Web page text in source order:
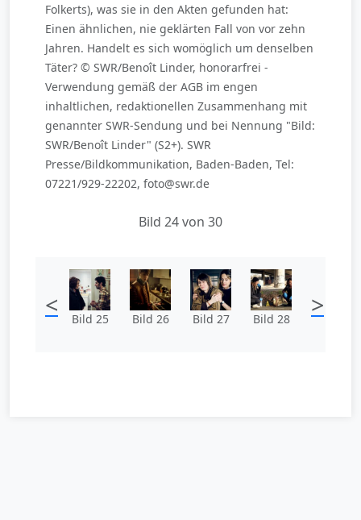
Folkerts), was sie in den Akten gefunden hat:
Einen ähnlichen, nie geklärten Fall von vor zehn
Jahren. Handelt es sich womöglich um denselben
Täter? © SWR/Benoît Linder, honorarfrei -
Verwendung gemäß der AGB im engen
inhaltlichen, redaktionellen Zusammenhang mit
genannter SWR-Sendung und bei Nennung "Bild:
SWR/Benoît Linder" (S2+). SWR
Presse/Bildkommunikation, Baden-Baden, Tel:
07221/929-22202, foto@swr.de
Bild 24 von 30
< Bild 25 Bild 26 Bild 27 Bild 28 >